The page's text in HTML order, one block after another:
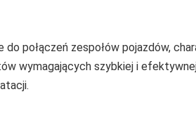
połączeń zespołów pojazdów,
wymagających szybkiej i